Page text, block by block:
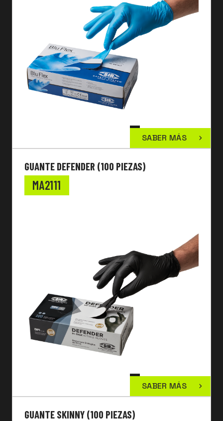
SABER MÁS
GUANTE DEFENDER (100 PIEZAS)
MA2111
SABER MÁS
GUANTE SKINNY (100 PIEZAS)